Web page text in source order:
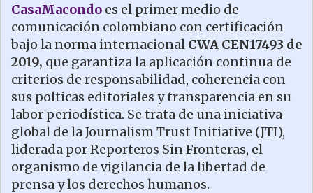
CasaMacondo es el primer medio de
comunicación colombiano con certificación
bajo la norma internacional CWA CEN17493 de
2019, que garantiza la aplicación continua de
criterios de responsabilidad, coherencia con
sus polticas editoriales y transparencia en su
labor periodística. Se trata de una iniciativa
global de la Journalism Trust Initiative (JTI),
liderada por Reporteros Sin Fronteras, el
organismo de vigilancia de la libertad de
prensa y los derechos humanos.